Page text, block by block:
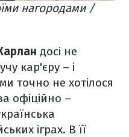
нагородами /
досі не
кар'єру – і
точно не хотілося
офіційно –
іграх. В її